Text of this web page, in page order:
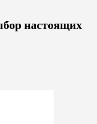
настоящих